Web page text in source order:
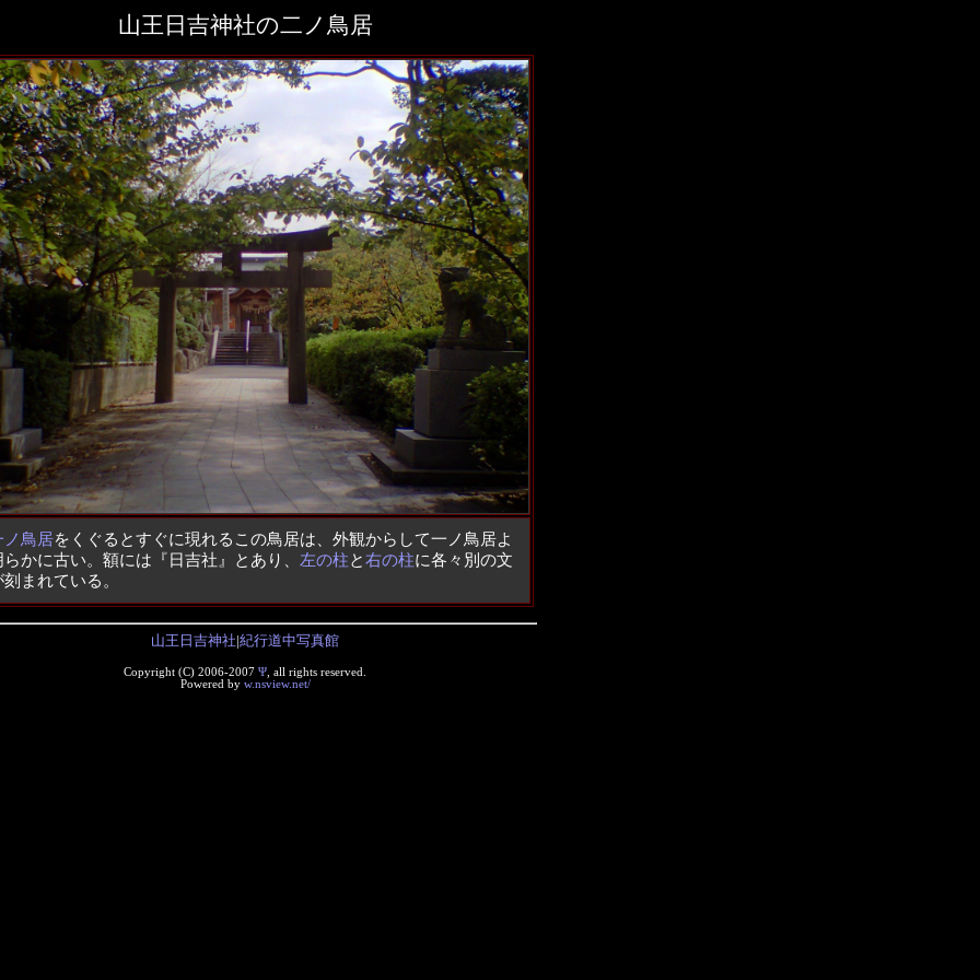
山王日吉神社の二ノ鳥居
ノ鳥居をくぐるとすぐに現れるこの鳥居は、外観からして一ノ鳥居よ
らかに古い。額には『日吉社』とあり、 左の柱と右の柱に各々別の文
まれている。
山王日吉神社|紀行道中写真館
Copyright (C) 2006-2007 Ψ , all rights reserved.
Powered by w.nsview.net/